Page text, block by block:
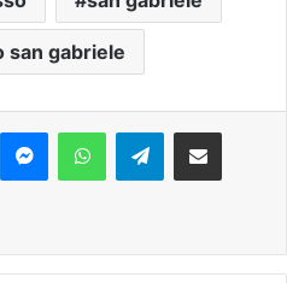
san gabriele
Telegram